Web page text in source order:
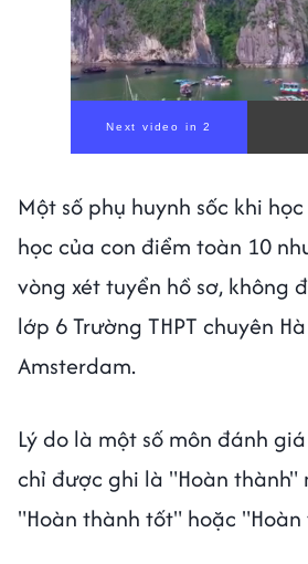
Một số phụ huynh sốc khi
học của con điểm toàn 10
vòng xét tuyển hồ sơ, không
lớp 6 Trường THPT chuyên
Amsterdam.
Lý do là một số môn đánh
chỉ được ghi là "Hoàn thành"
"Hoàn thành tốt" hoặc